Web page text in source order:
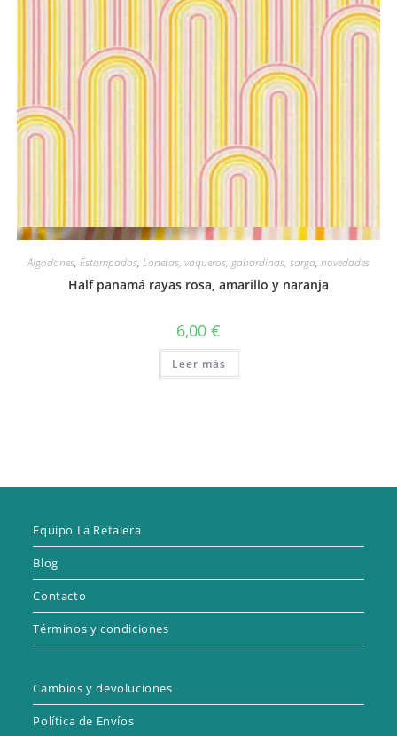
Vista rápida
Algodones, Estampados, Lonetas, vaqueros, gabardinas, sarga, novedades
Half panamá rayas rosa, amarillo y naranja
6,00 €
Leer más
Equipo La Retalera
Blog
Contacto
Términos y condiciones
Cambios y devoluciones
Política de Envíos